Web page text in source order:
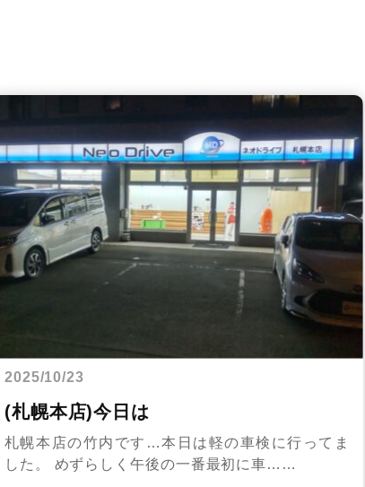
2025/10/23
(札幌本店)今日は
札幌本店の竹内です…本日は軽の車検に行ってま
した。 めずらしく午後の一番最初に車……